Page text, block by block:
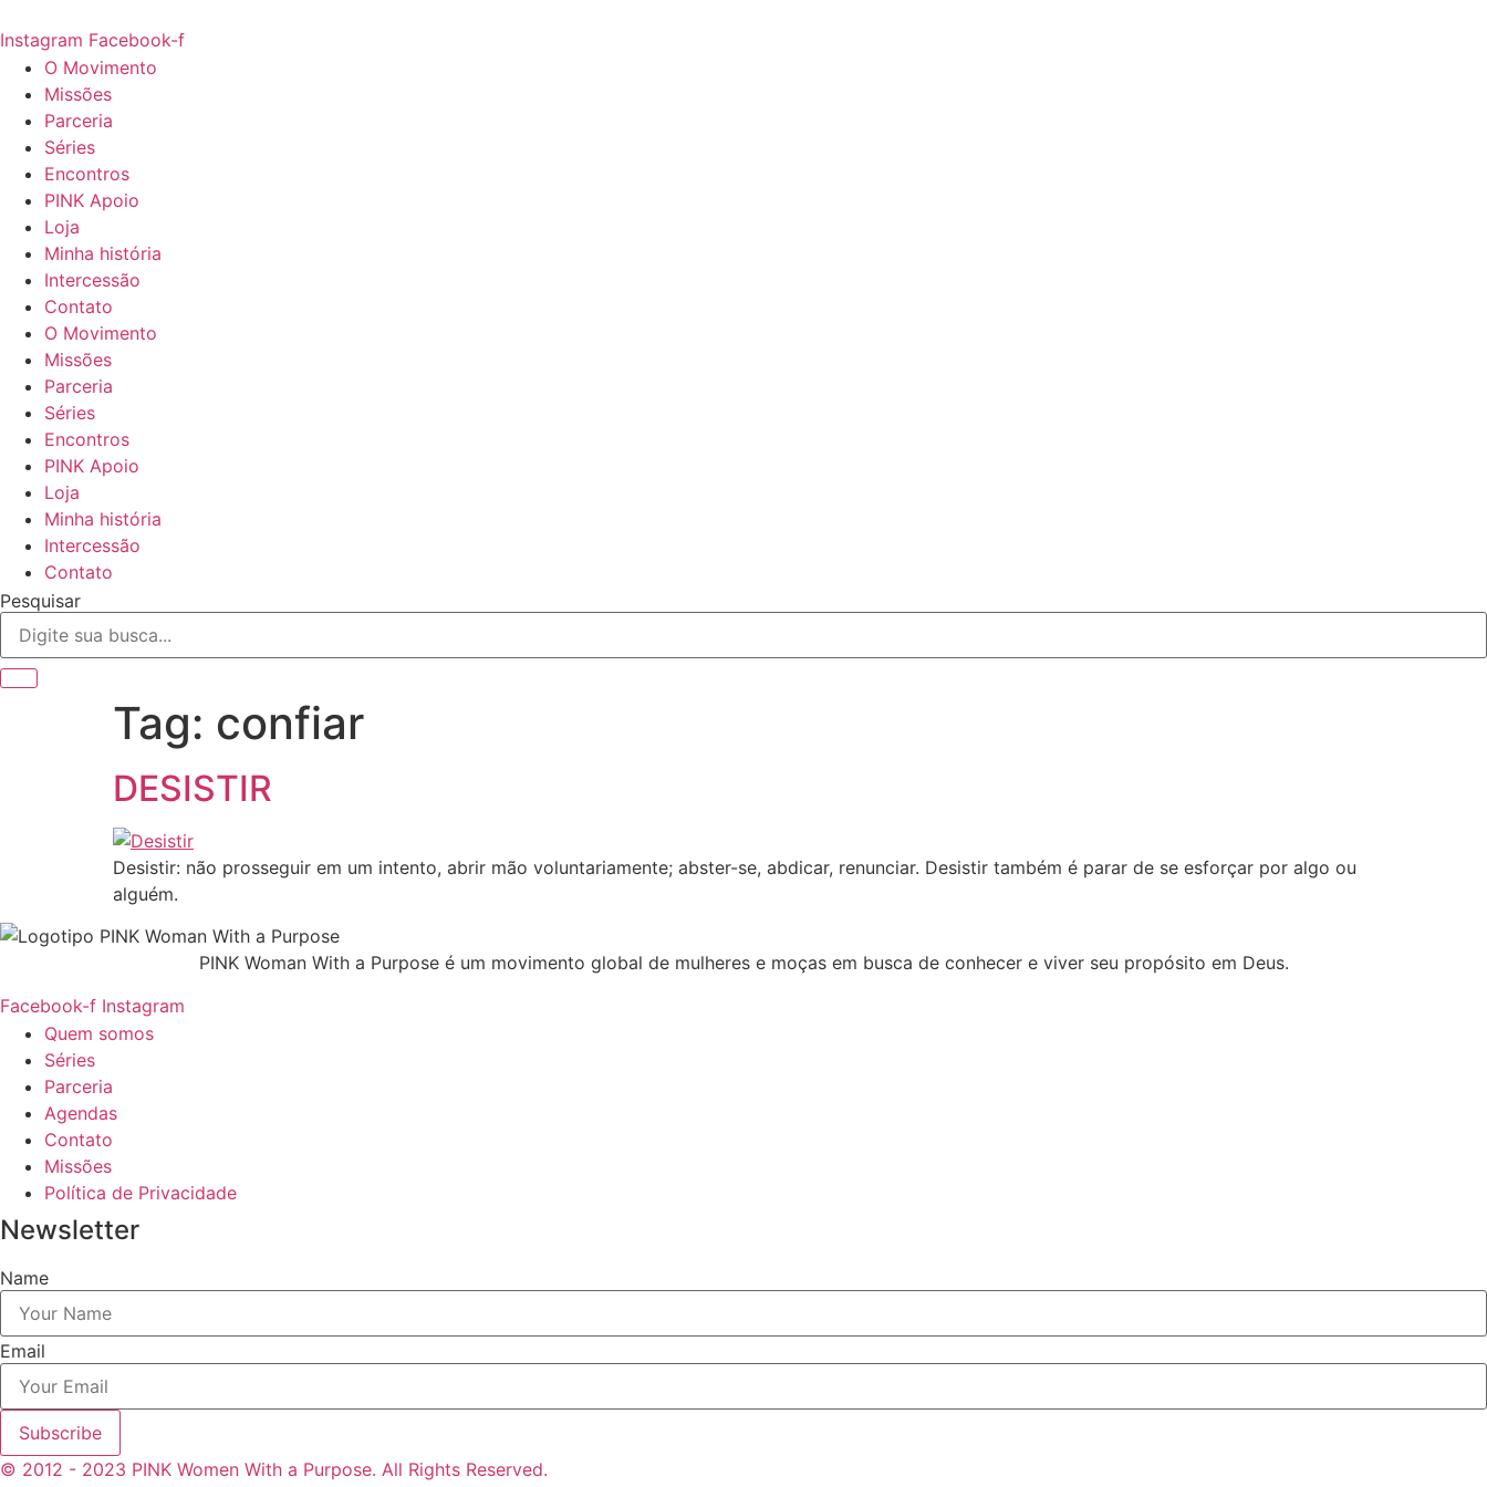
para
conteúdo
Instagram Facebook-f
O Movimento
Missões
Parceria
Séries
Encontros
PINK Apoio
Loja
Minha história
Intercessão
Contato
O Movimento
Missões
Parceria
Séries
Encontros
PINK Apoio
Loja
Minha história
Intercessão
Contato
Pesquisar
Tag: confiar
DESISTIR
Desistir: não prosseguir em um intento, abrir mão voluntariamente; abster-se, abdicar, renunciar. Desistir também é parar de se esforçar por algo ou
alguém.
PINK Woman With a Purpose é um movimento global de mulheres e moças em busca de conhecer e viver seu propósito em Deus.
Facebook-f Instagram
Quem somos
Séries
Parceria
Agendas
Contato
Missões
Política de Privacidade
Newsletter
Name
Email
Subscribe
© 2012 - 2023 PINK Women With a Purpose. All Rights Reserved.